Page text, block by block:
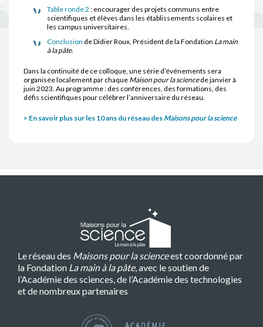
Table ronde 2 : encourager des projets communs entre
scientifiques et élèves dans les établissements scolaires et
les campus universitaires.
Conclusion de Didier Roux, Président de la Fondation La main
à la pâte.
Dans la continuité de ce colloque, une série d’événements sera
organisée localement par chaque Maison pour la sciencede janvier à
juin 2023. Au programme : des conférences, des formations, des
défis scientifiques pour célébrer l’anniversaire du réseau.
> En savoir plus sur les 10 ans du réseau des Maisons pour la science
Le réseau des Maisons pour la scienceest coordonné par
la Fondation La main à la pâte, avec le soutien de
l’Académie des sciences, de l’Académie des technologies
et de nombreux partenaires